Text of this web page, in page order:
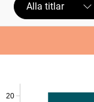
Alla titlar
20